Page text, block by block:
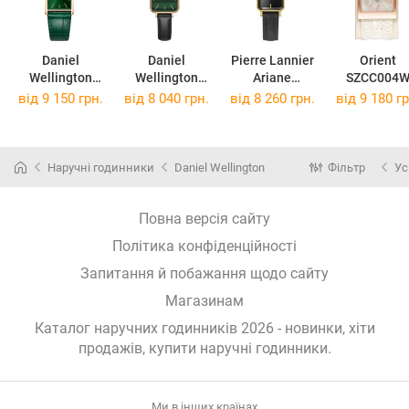
Daniel
Wellington
Bound
Daniel
Wellington
DW00100439
Pierre Lannier
Ariane
006L533
Orient
SZCC004W
від 9 150 грн. від 8 040 грн. від 8 260 грн. від 9 180
Наручні годинники Daniel Wellington Фільтр
Повна версія сайту
Політика конфіденційності
Запитання й побажання щодо сайту
Магазинам
Каталог наручних годинників 2026 - новинки, хіти
продажів, купити наручні годинники.